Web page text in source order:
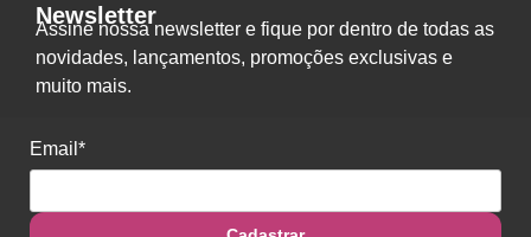
Newsletter
Assine nossa newsletter e fique por dentro de todas as
novidades, lançamentos, promoções exclusivas e
muito mais.
Email*